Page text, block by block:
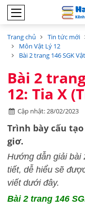
Trang chủ Tin tức mới
Môn Vật Lý 12
Bài 2 trang 146 SGK
Bài 2
12: Tia X
Cập nhật: 28/02/2023
Trình bày cấu
giơ.
Hướng dẫn giải bài
tiết, dễ hiểu sẽ
viết dưới đây.
Bài 2 trang 146